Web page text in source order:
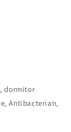
dormitor
Antibacterian,